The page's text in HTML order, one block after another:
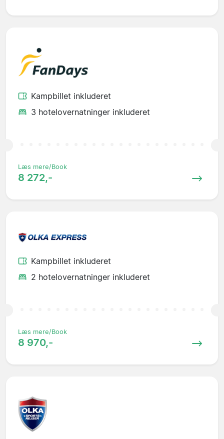
Kampbillet inkluderet
3 hotelovernatninger inkluderet
Læs mere/Book
8 272,-
Kampbillet inkluderet
2 hotelovernatninger inkluderet
Læs mere/Book
8 970,-